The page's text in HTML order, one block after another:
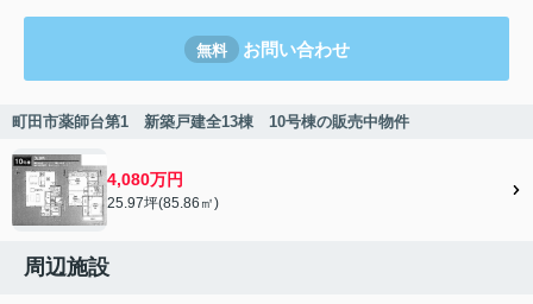
無料 お問い合わせ
町田市薬師台第1 新築戸建全13棟 10号棟の販売中物件
4,080万円
25.97坪(85.86㎡)
周辺施設